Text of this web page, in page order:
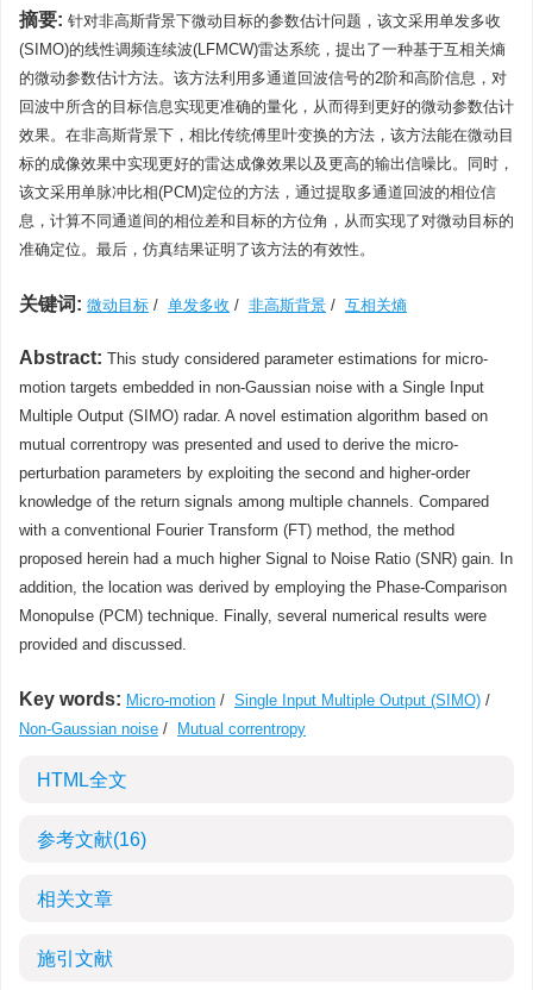
摘要: 针对非高斯背景下微动目标的参数估计问题，该文采用单发多收
(SIMO)的线性调频连续波(LFMCW)雷达系统，提出了一种基于互相关熵
的微动参数估计方法。该方法利用多通道回波信号的2阶和高阶信息，对
回波中所含的目标信息实现更准确的量化，从而得到更好的微动参数估计
效果。在非高斯背景下，相比传统傅里叶变换的方法，该方法能在微动目
标的成像效果中实现更好的雷达成像效果以及更高的输出信噪比。同时，
该文采用单脉冲比相(PCM)定位的方法，通过提取多通道回波的相位信
息，计算不同通道间的相位差和目标的方位角，从而实现了对微动目标的
准确定位。最后，仿真结果证明了该方法的有效性。
关键词: 微动目标 / 单发多收 / 非高斯背景 / 互相关熵
Abstract: This study considered parameter estimations for micro-
motion targets embedded in non-Gaussian noise with a Single Input
Multiple Output (SIMO) radar. A novel estimation algorithm based on
mutual correntropy was presented and used to derive the micro-
perturbation parameters by exploiting the second and higher-order
knowledge of the return signals among multiple channels. Compared
with a conventional Fourier Transform (FT) method, the method
proposed herein had a much higher Signal to Noise Ratio (SNR) gain. In
addition, the location was derived by employing the Phase-Comparison
Monopulse (PCM) technique. Finally, several numerical results were
provided and discussed.
Key words: Micro-motion / Single Input Multiple Output (SIMO) /
Non-Gaussian noise / Mutual correntropy
HTML全文
参考文献(16)
相关文章
施引文献